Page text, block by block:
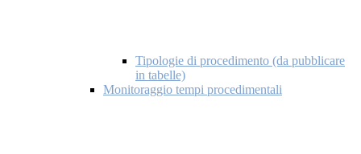
Tipologie di procedimento (da pubblicare
in tabelle)
Monitoraggio tempi procedimentali